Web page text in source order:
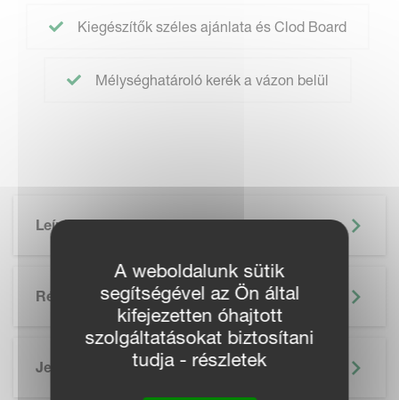
Kiegészítők széles ajánlata és Clod Board
Mélységhatároló kerék a vázon belül
Leírás
Részletek
Jellemzők
A weboldalunk sütik
segítségével az Ön által
kifejezetten óhajtott
szolgáltatásokat biztosítani
tudja - részletek